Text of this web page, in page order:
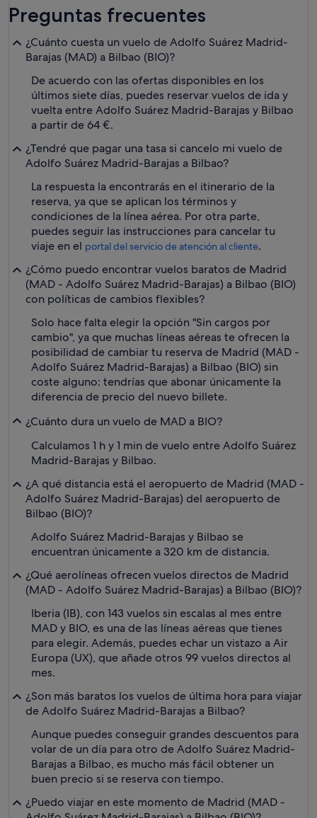
Preguntas frecuentes
¿Cuánto cuesta un vuelo de Adolfo Suárez Madrid-
Barajas (MAD) a Bilbao (BIO)?
De acuerdo con las ofertas disponibles en los
últimos siete días, puedes reservar vuelos de ida y
vuelta entre Adolfo Suárez Madrid-Barajas y Bilbao
a partir de 64 €.
¿Tendré que pagar una tasa si cancelo mi vuelo de
Adolfo Suárez Madrid-Barajas a Bilbao?
La respuesta la encontrarás en el itinerario de la
reserva, ya que se aplican los términos y
condiciones de la línea aérea. Por otra parte,
puedes seguir las instrucciones para cancelar tu
viaje en el portal del servicio de atención al cliente.
¿Cómo puedo encontrar vuelos baratos de Madrid
(MAD - Adolfo Suárez Madrid-Barajas) a Bilbao (BIO)
con políticas de cambios flexibles?
Solo hace falta elegir la opción "Sin cargos por
cambio", ya que muchas líneas aéreas te ofrecen la
posibilidad de cambiar tu reserva de Madrid (MAD -
Adolfo Suárez Madrid-Barajas) a Bilbao (BIO) sin
coste alguno: tendrías que abonar únicamente la
diferencia de precio del nuevo billete.
¿Cuánto dura un vuelo de MAD a BIO?
Calculamos 1 h y 1 min de vuelo entre Adolfo Suárez
Madrid-Barajas y Bilbao.
¿A qué distancia está el aeropuerto de Madrid (MAD -
Adolfo Suárez Madrid-Barajas) del aeropuerto de
Bilbao (BIO)?
Adolfo Suárez Madrid-Barajas y Bilbao se
encuentran únicamente a 320 km de distancia.
¿Qué aerolíneas ofrecen vuelos directos de Madrid
(MAD - Adolfo Suárez Madrid-Barajas) a Bilbao (BIO)?
Iberia (IB), con 143 vuelos sin escalas al mes entre
MAD y BIO, es una de las líneas aéreas que tienes
para elegir. Además, puedes echar un vistazo a Air
Europa (UX), que añade otros 99 vuelos directos al
mes.
¿Son más baratos los vuelos de última hora para viajar
de Adolfo Suárez Madrid-Barajas a Bilbao?
Aunque puedes conseguir grandes descuentos para
volar de un día para otro de Adolfo Suárez Madrid-
Barajas a Bilbao, es mucho más fácil obtener un
buen precio si se reserva con tiempo.
¿Puedo viajar en este momento de Madrid (MAD -